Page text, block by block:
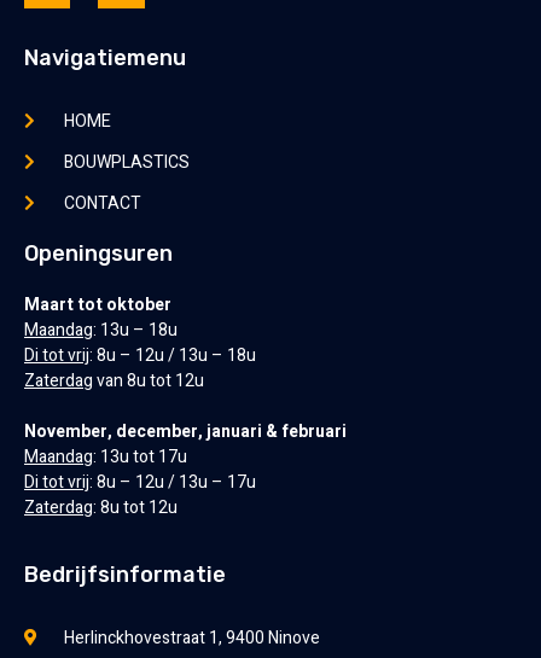
Navigatiemenu
HOME
BOUWPLASTICS
CONTACT
Openingsuren
Maart tot oktober
Maandag: 13u – 18u
Di tot vrij: 8u – 12u / 13u – 18u
Zaterdagvan 8u tot 12u
November, december, januari & februari
Maandag: 13u tot 17u
Di tot vrij: 8u – 12u / 13u – 17u
Zaterdag: 8u tot 12u
Bedrijfsinformatie
Herlinckhovestraat 1, 9400 Ninove